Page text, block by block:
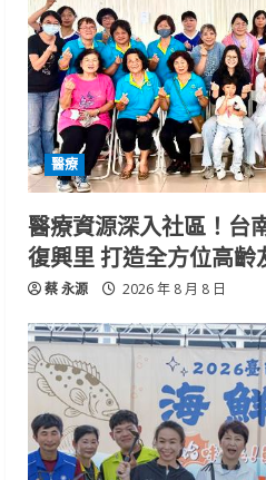
醫療
醫療資源深入社區！台
復興里 打造全方位高齡
蔡 永源 2026 年 8 月 8 日